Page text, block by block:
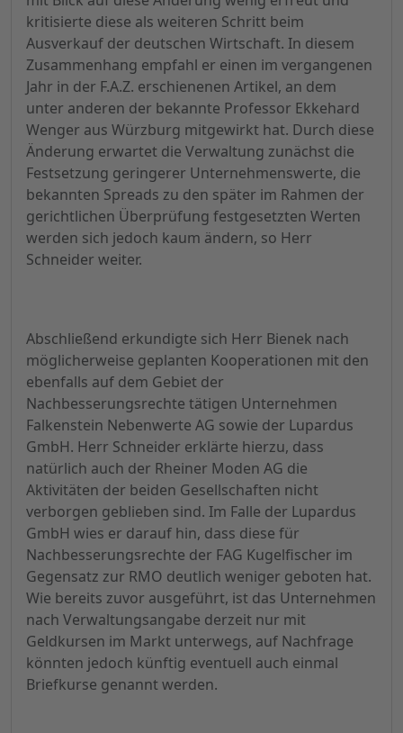
kritisierte diese als weiteren Schritt beim
Ausverkauf der deutschen Wirtschaft. In diesem
Zusammenhang empfahl er einen im vergangenen
Jahr in der F.A.Z. erschienenen Artikel, an dem
unter anderen der bekannte Professor Ekkehard
Wenger aus Würzburg mitgewirkt hat. Durch diese
Änderung erwartet die Verwaltung zunächst die
Festsetzung geringerer Unternehmenswerte, die
bekannten Spreads zu den später im Rahmen der
gerichtlichen Überprüfung festgesetzten Werten
werden sich jedoch kaum ändern, so Herr
Schneider weiter.
Abschließend erkundigte sich Herr Bienek nach
möglicherweise geplanten Kooperationen mit den
ebenfalls auf dem Gebiet der
Nachbesserungsrechte tätigen Unternehmen
Falkenstein Nebenwerte AG sowie der Lupardus
GmbH. Herr Schneider erklärte hierzu, dass
natürlich auch der Rheiner Moden AG die
Aktivitäten der beiden Gesellschaften nicht
verborgen geblieben sind. Im Falle der Lupardus
GmbH wies er darauf hin, dass diese für
Nachbesserungsrechte der FAG Kugelfischer im
Gegensatz zur RMO deutlich weniger geboten hat.
Wie bereits zuvor ausgeführt, ist das Unternehmen
nach Verwaltungsangabe derzeit nur mit
Geldkursen im Markt unterwegs, auf Nachfrage
könnten jedoch künftig eventuell auch einmal
Briefkurse genannt werden.